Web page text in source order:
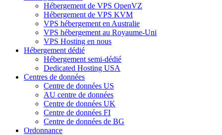
Hébergement de VPS OpenVZ
Hébergement de VPS KVM
VPS hébergement en Australie
VPS hébergement au Royaume-Uni
VPS Hosting en nous
Hébergement dédié
Hébergement semi-dédié
Dedicated Hosting USA
Centres de données
Centre de données US
AU centre de données
Centre de données UK
Centre de données FI
Centre de données de BG
Ordonnance